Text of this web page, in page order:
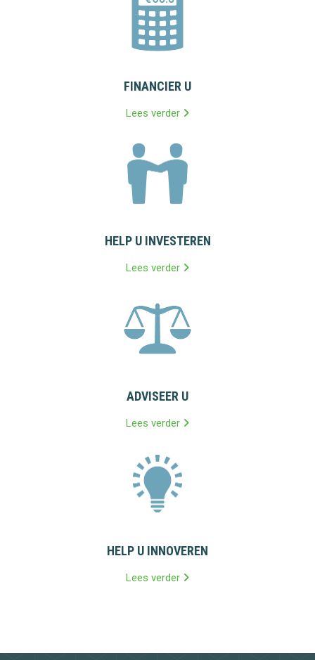
FINANCIER U
Lees verder
HELP U INVESTEREN
Lees verder
ADVISEER U
Lees verder
HELP U INNOVEREN
Lees verder